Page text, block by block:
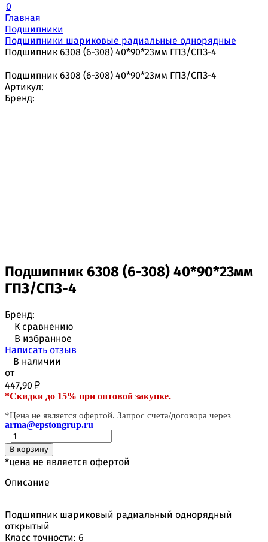
0
Главная
Подшипники
Подшипники шариковые радиальные однорядные
Подшипник 6308 (6-308) 40*90*23мм ГПЗ/СПЗ-4
Подшипник 6308 (6-308) 40*90*23мм ГПЗ/СПЗ-4
Артикул:
Бренд:
Подшипник 6308 (6-308) 40*90*23мм
ГПЗ/СПЗ-4
Бренд:
К сравнению
В избранное
Написать отзыв
В наличии
от
447,90 ₽
*Скидки до 15% при оптовой закупке.
*Цена не является офертой. Запрос счета/договора через
arma@epstongrup.ru
В корзину
*цена не является офертой
Описание
Подшипник шариковый радиальный однорядный
открытый
Класс точности: 6